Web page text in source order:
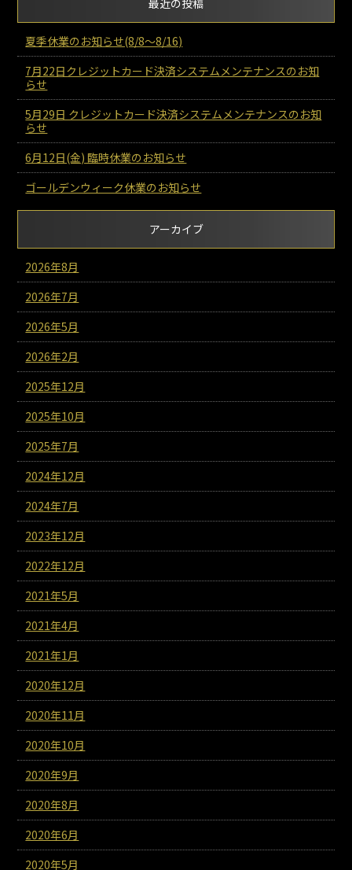
夏季休業のお知らせ(8/8～8/16)
7月22日クレジットカード決済システムメンテナンスのお知
らせ
5月29日 クレジットカード決済システムメンテナンスのお知
らせ
6月12日(金) 臨時休業のお知らせ
ゴールデンウィーク休業のお知らせ
アーカイブ
2026年8月
2026年7月
2026年5月
2026年2月
2025年12月
2025年10月
2025年7月
2024年12月
2024年7月
2023年12月
2022年12月
2021年5月
2021年4月
2021年1月
2020年12月
2020年11月
2020年10月
2020年9月
2020年8月
2020年6月
2020年5月